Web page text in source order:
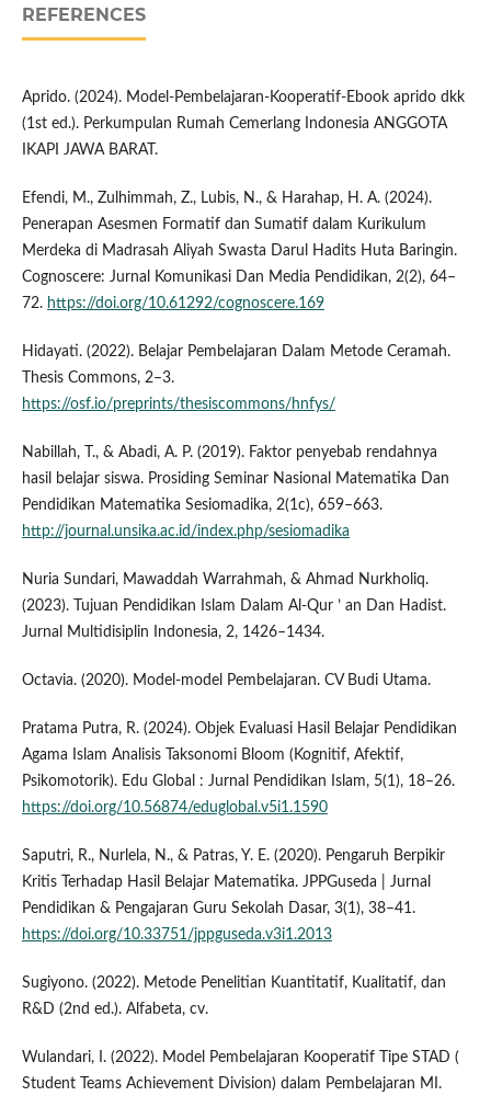
REFERENCES
Aprido. (2024). Model-Pembelajaran-Kooperatif-Ebook aprido dkk
(1st ed.). Perkumpulan Rumah Cemerlang Indonesia ANGGOTA
IKAPI JAWA BARAT.
Efendi, M., Zulhimmah, Z., Lubis, N., & Harahap, H. A. (2024).
Penerapan Asesmen Formatif dan Sumatif dalam Kurikulum
Merdeka di Madrasah Aliyah Swasta Darul Hadits Huta Baringin.
Cognoscere: Jurnal Komunikasi Dan Media Pendidikan, 2(2), 64–
72. https://doi.org/10.61292/cognoscere.169
Hidayati. (2022). Belajar Pembelajaran Dalam Metode Ceramah.
Thesis Commons, 2–3.
https://osf.io/preprints/thesiscommons/hnfys/
Nabillah, T., & Abadi, A. P. (2019). Faktor penyebab rendahnya
hasil belajar siswa. Prosiding Seminar Nasional Matematika Dan
Pendidikan Matematika Sesiomadika, 2(1c), 659–663.
http://journal.unsika.ac.id/index.php/sesiomadika
Nuria Sundari, Mawaddah Warrahmah, & Ahmad Nurkholiq.
(2023). Tujuan Pendidikan Islam Dalam Al-Qur ’ an Dan Hadist.
Jurnal Multidisiplin Indonesia, 2, 1426–1434.
Octavia. (2020). Model-model Pembelajaran. CV Budi Utama.
Pratama Putra, R. (2024). Objek Evaluasi Hasil Belajar Pendidikan
Agama Islam Analisis Taksonomi Bloom (Kognitif, Afektif,
Psikomotorik). Edu Global : Jurnal Pendidikan Islam, 5(1), 18–26.
https://doi.org/10.56874/eduglobal.v5i1.1590
Saputri, R., Nurlela, N., & Patras, Y. E. (2020). Pengaruh Berpikir
Kritis Terhadap Hasil Belajar Matematika. JPPGuseda | Jurnal
Pendidikan & Pengajaran Guru Sekolah Dasar, 3(1), 38–41.
https://doi.org/10.33751/jppguseda.v3i1.2013
Sugiyono. (2022). Metode Penelitian Kuantitatif, Kualitatif, dan
R&D (2nd ed.). Alfabeta, cv.
Wulandari, I. (2022). Model Pembelajaran Kooperatif Tipe STAD (
Student Teams Achievement Division) dalam Pembelajaran MI.